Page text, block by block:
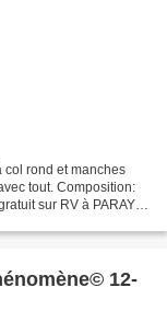
col rond et manches
tout. Composition:
sur RV à PARAY
12-